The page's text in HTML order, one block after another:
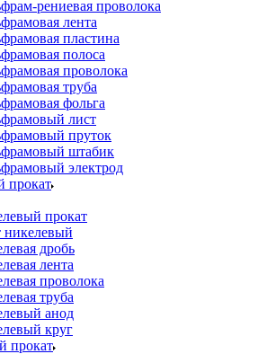
рениевая проволока
лента
пластина
полоса
проволока
труба
фольга
лист
пруток
штабик
электрод
прокат
прокат
никелевый
дробь
лента
проволока
труба
анод
круг
прокат